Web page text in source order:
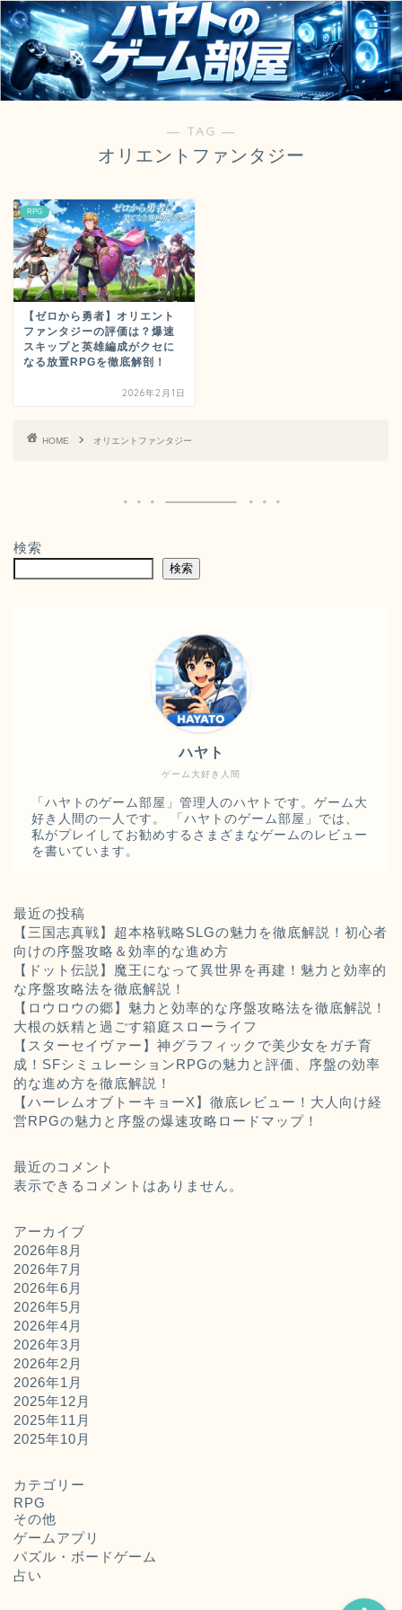
― TAG ―
オリエントファンタジー
RPG
【ゼロから勇者】オリエント
ファンタジーの評価は？爆速
スキップと英雄編成がクセに
なる放置RPGを徹底解剖！
2026年2月1日
HOME オリエントファンタジー
検索
検索
ゲーム大好き人間
ハヤト
「ハヤトのゲーム部屋」管理人のハヤトです。ゲーム大
好き人間の一人です。 「ハヤトのゲーム部屋」では、
私がプレイしてお勧めするさまざまなゲームのレビュー
を書いています。
最近の投稿
【三国志真戦】超本格戦略SLGの魅力を徹底解説！初心者
向けの序盤攻略＆効率的な進め方
【ドット伝説】魔王になって異世界を再建！魅力と効率的
な序盤攻略法を徹底解説！
【ロウロウの郷】魅力と効率的な序盤攻略法を徹底解説！
大根の妖精と過ごす箱庭スローライフ
【スターセイヴァー】神グラフィックで美少女をガチ育
成！SFシミュレーションRPGの魅力と評価、序盤の効率
的な進め方を徹底解説！
【ハーレムオブトーキョーX】徹底レビュー！大人向け経
営RPGの魅力と序盤の爆速攻略ロードマップ！
最近のコメント
表示できるコメントはありません。
アーカイブ
2026年8月
2026年7月
2026年6月
2026年5月
2026年4月
2026年3月
2026年2月
2026年1月
2025年12月
2025年11月
2025年10月
カテゴリー
RPG
その他
ゲームアプリ
パズル・ボードゲーム
占い